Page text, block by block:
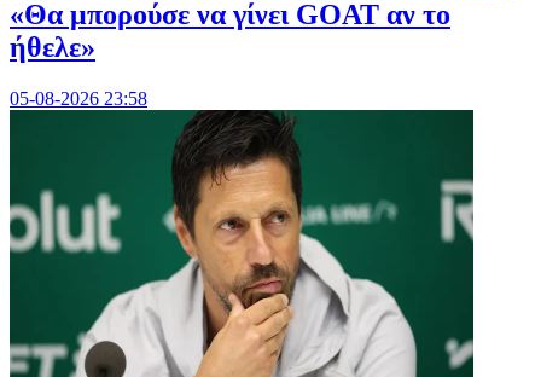
«Θα μπορούσε να γίνει GOAT αν το
ήθελε»
05-08-2026 23:58